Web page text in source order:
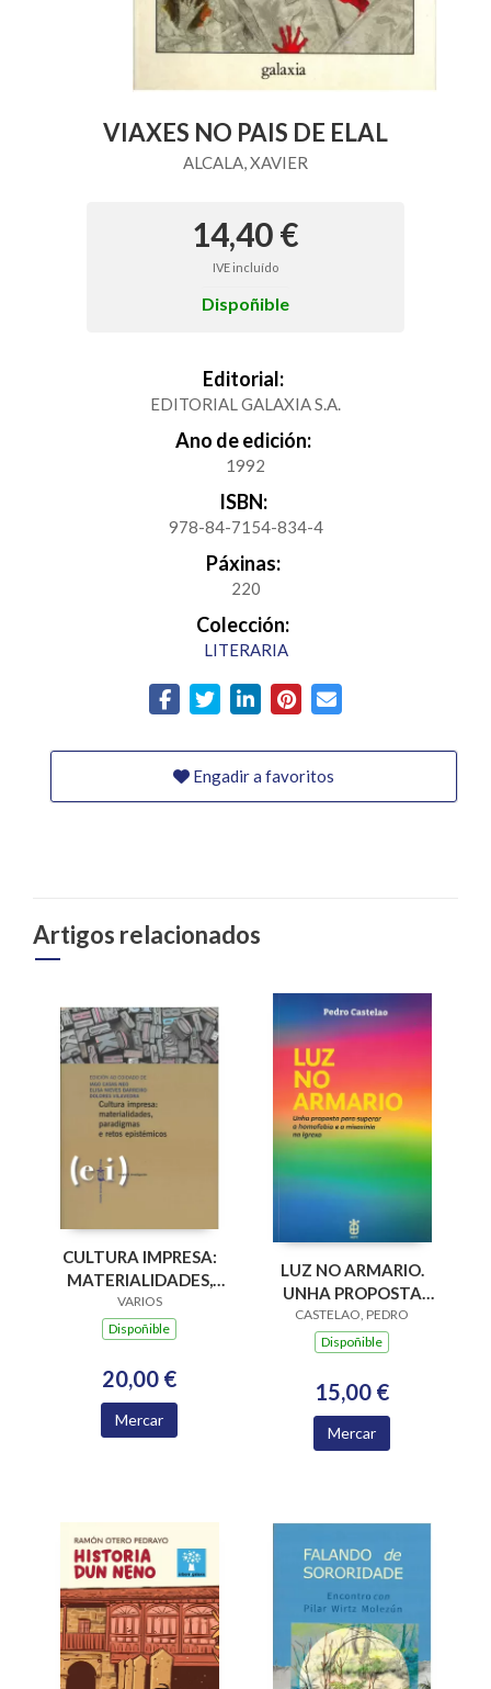
VIAXES NO PAIS DE ELAL
ALCALA, XAVIER
14,40 €
IVE incluído
Dispoñible
Editorial:
EDITORIAL GALAXIA S.A.
Ano de edición:
1992
ISBN:
978-84-7154-834-4
Páxinas:
220
Colección:
LITERARIA
Engadir a favoritos
Artigos relacionados
CULTURA IMPRESA:
MATERIALIDADES,
PARADIGMAS E
RETOS EPISTÉMICOS
VARIOS
Dispoñible
20,00 €
Mercar
LUZ NO ARMARIO.
UNHA PROPOSTA
PARA SUPERAR A
HOMOFOBIA E A
IGREXA
CASTELAO, PEDRO
Dispoñible
15,00 €
Mercar